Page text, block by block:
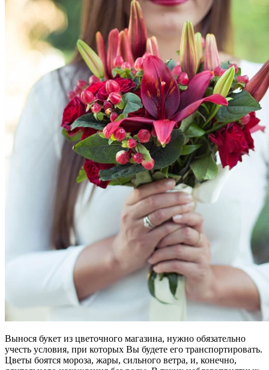
Вынося букет из цветочного магазина, нужно обязательно
учесть условия, при которых Вы будете его транспортировать.
Цветы боятся мороза, жары, сильного ветра, и, конечно,